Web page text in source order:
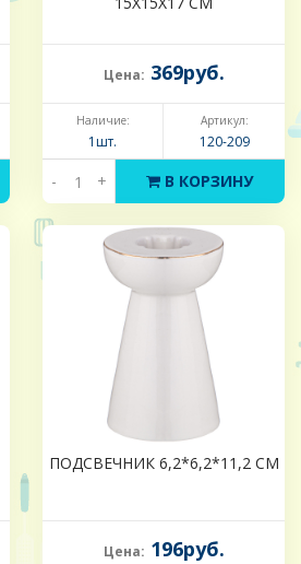
Цена: 369руб.
Наличие:
1шт.
Артикул:
120-209
- + В КОРЗИНУ
ПОДСВЕЧНИК 6,2*6,2*11,2 СМ
Цена: 196руб.